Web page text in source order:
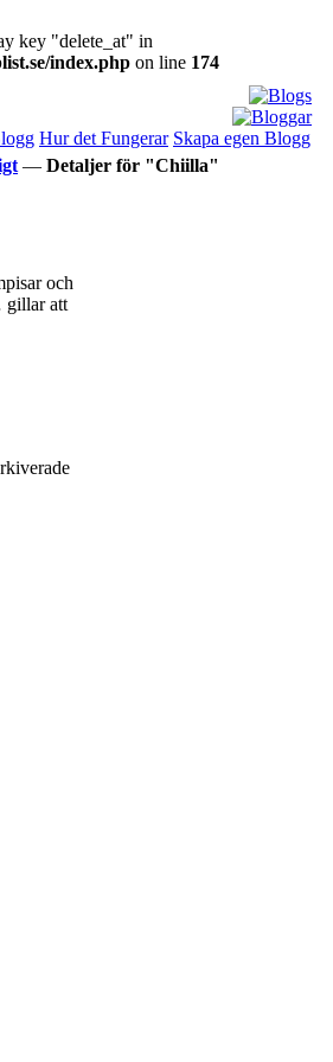
key "delete_at" in
index.php on line 174
Hur det Fungerar Skapa egen Blogg
— Detaljer för "Chiilla"
och
gillar att